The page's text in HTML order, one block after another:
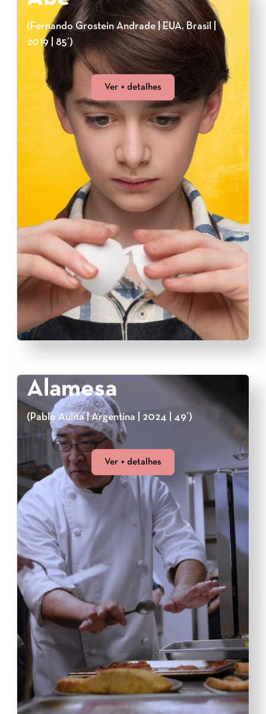
(Fernando Grostein Andrade | EUA, Brasil |
2019 | 85’)
Ver + detalhes
Alamesa
(Pablo Aulita | Argentina | 2024 | 49’)
Ver + detalhes